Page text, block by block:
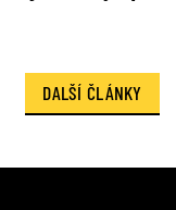
DALŠÍ ČLÁNKY